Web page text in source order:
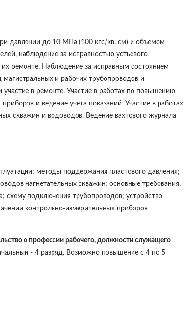
давлении до 10 МПа (100 кгс/кв. см) и объемом
наблюдение за исправностью устьевого
их ремонте. Наблюдение за исправным состоянием
магистральных и рабочих трубопроводов и
участие в ремонте. Участие в работах по повышению
и ведение учета показаний. Участие в работах
скважин и водоводов. Ведение вахтового журнала
методы поддержания пластового давления;
нагнетательных скважин; основные требования,
схему подключения трубопроводов; устройство
контрольно-измерительных приборов
о профессии рабочего, должности служащего
- 4 разряд. Возможно повышение с 4 по 5